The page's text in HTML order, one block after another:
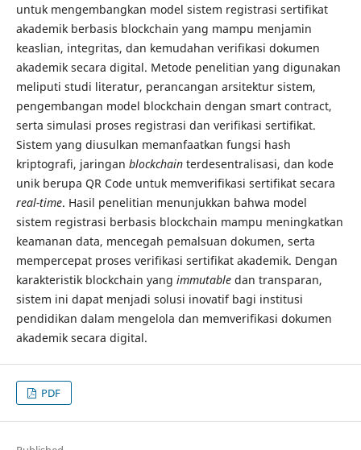
untuk mengembangkan model sistem registrasi sertifikat
akademik berbasis blockchain yang mampu menjamin
keaslian, integritas, dan kemudahan verifikasi dokumen
akademik secara digital. Metode penelitian yang digunakan
meliputi studi literatur, perancangan arsitektur sistem,
pengembangan model blockchain dengan smart contract,
serta simulasi proses registrasi dan verifikasi sertifikat.
Sistem yang diusulkan memanfaatkan fungsi hash
kriptografi, jaringan blockchainterdesentralisasi, dan kode
unik berupa QR Code untuk memverifikasi sertifikat secara
real-time. Hasil penelitian menunjukkan bahwa model
sistem registrasi berbasis blockchain mampu meningkatkan
keamanan data, mencegah pemalsuan dokumen, serta
mempercepat proses verifikasi sertifikat akademik. Dengan
karakteristik blockchain yang immutabledan transparan,
sistem ini dapat menjadi solusi inovatif bagi institusi
pendidikan dalam mengelola dan memverifikasi dokumen
akademik secara digital.
PDF